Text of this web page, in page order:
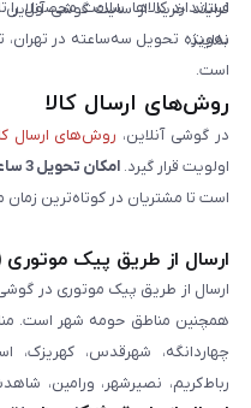
استاندارد کالاها، سلامت محصول
به‌ویژه تحویل سه‌ساعته در تهران،
است.
فرایند خرید از سایت گوشی
نمایند.
روش‌های ارسال کالا
در گوشی آنلاین، روش‌های ارسال
اولویت قرار گیرد. امکان تحویل 3 ساعته
است تا مشتریان در کوتاه‌ترین
ارسال از طریق پیک موتوری
همچنین مناطق حومه شهر است.
چهاردانگه، شهرقدس، کهریزک،
رباط‌کریم، نصیرشهر، ورامین،